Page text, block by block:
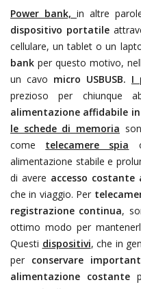
Power bank, in altre
dispositivo portatile
cellulare, un tablet o un
bank per questo motivo,
un cavo micro USBUSB. I
prezioso per chiunque
alimentazione affidabile
le schede di memoria
come telecamere spia
alimentazione stabile e
di avere accesso costante
che in viaggio. Per
registrazione continua,
ottimo modo per
Questi dispositivi, che in
per conservare
alimentazione costante